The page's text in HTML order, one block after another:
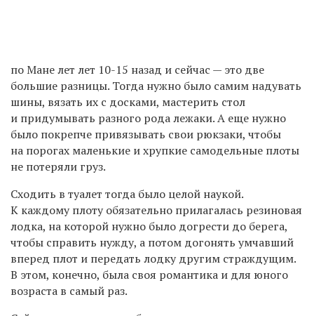
по Мане лет лет 10-15 назад и сейчас — это две
большие разницы. Тогда нужно было самим надувать
шины, вязать их с досками, мастерить стол
и придумывать разного рода лежаки. А еще нужно
было покрепче привязывать свои рюкзаки, чтобы
на порогах маленькие и хрупкие самодельные плоты
не потеряли груз.
Сходить в туалет тогда было целой наукой.
К каждому плоту обязательно прилагалась резиновая
лодка, на которой нужно было догрести до берега,
чтобы справить нужду, а потом догонять умчавший
вперед плот и передать лодку другим страждущим.
В этом, конечно, была своя романтика и для юного
возраста в самый раз.